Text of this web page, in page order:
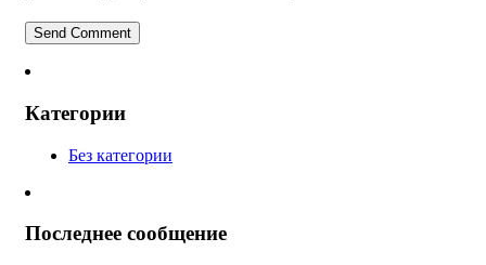
Категории
Без категории
Последнее сообщение